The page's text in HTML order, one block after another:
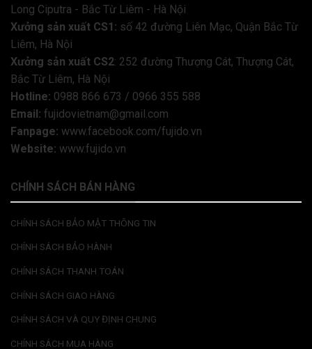
Long Ciputra - Bắc Từ Liêm - Hà Nội
Xưởng sản xuất CS1: số 42 đường Liên Mạc, Quận Bắc Từ
Liêm, Hà Nội
Xưởng sản xuất CS2: 252 đường Thượng Cát, Thượng Cát,
Bắc Từ Liêm, Hà Nội
Hotline: 0988 866 673 / 0966 355 588
Email: fujidovietnam@gmail.com
Fanpage: www.facebook.com/fujido.vn
Website: www.fujido.vn
CHÍNH SÁCH BÁN HÀNG
CHÍNH SÁCH BẢO MẬT THÔNG TIN
CHÍNH SÁCH BẢO HÀNH
CHÍNH SÁCH THANH TOÁN
CHÍNH SÁCH GIAO HÀNG
CHÍNH SÁCH VÀ QUY ĐỊNH CHUNG
CHÍNH SÁCH MUA HÀNG